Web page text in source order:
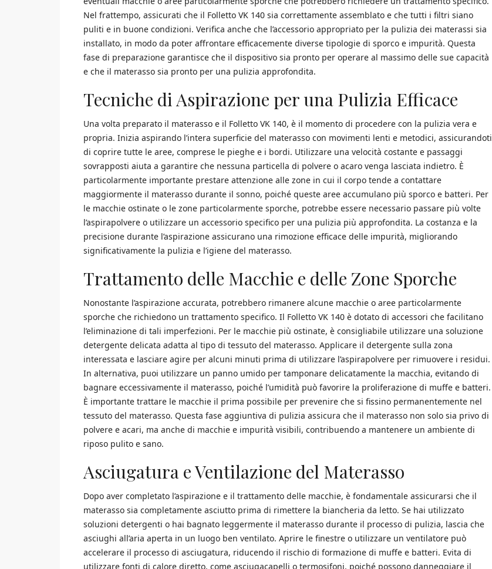
Nel frattempo, assicurati che il Folletto VK 140 sia correttamente assemblato e che tutti i filtri siano
puliti e in buone condizioni. Verifica anche che l’accessorio appropriato per la pulizia dei materassi sia
installato, in modo da poter affrontare efficacemente diverse tipologie di sporco e impurità. Questa
fase di preparazione garantisce che il dispositivo sia pronto per operare al massimo delle sue capacità
e che il materasso sia pronto per una pulizia approfondita.
Tecniche di Aspirazione per una Pulizia Efficace
Una volta preparato il materasso e il Folletto VK 140, è il momento di procedere con la pulizia vera e
propria. Inizia aspirando l’intera superficie del materasso con movimenti lenti e metodici, assicurandoti
di coprire tutte le aree, comprese le pieghe e i bordi. Utilizzare una velocità costante e passaggi
sovrapposti aiuta a garantire che nessuna particella di polvere o acaro venga lasciata indietro. È
particolarmente importante prestare attenzione alle zone in cui il corpo tende a contattare
maggiormente il materasso durante il sonno, poiché queste aree accumulano più sporco e batteri. Per
le macchie ostinate o le zone particolarmente sporche, potrebbe essere necessario passare più volte
l’aspirapolvere o utilizzare un accessorio specifico per una pulizia più approfondita. La costanza e la
precisione durante l’aspirazione assicurano una rimozione efficace delle impurità, migliorando
significativamente la pulizia e l’igiene del materasso.
Trattamento delle Macchie e delle Zone Sporche
Nonostante l’aspirazione accurata, potrebbero rimanere alcune macchie o aree particolarmente
sporche che richiedono un trattamento specifico. Il Folletto VK 140 è dotato di accessori che facilitano
l’eliminazione di tali imperfezioni. Per le macchie più ostinate, è consigliabile utilizzare una soluzione
detergente delicata adatta al tipo di tessuto del materasso. Applicare il detergente sulla zona
interessata e lasciare agire per alcuni minuti prima di utilizzare l’aspirapolvere per rimuovere i residui.
In alternativa, puoi utilizzare un panno umido per tamponare delicatamente la macchia, evitando di
bagnare eccessivamente il materasso, poiché l’umidità può favorire la proliferazione di muffe e batteri.
È importante trattare le macchie il prima possibile per prevenire che si fissino permanentemente nel
tessuto del materasso. Questa fase aggiuntiva di pulizia assicura che il materasso non solo sia privo di
polvere e acari, ma anche di macchie e impurità visibili, contribuendo a mantenere un ambiente di
riposo pulito e sano.
Asciugatura e Ventilazione del Materasso
Dopo aver completato l’aspirazione e il trattamento delle macchie, è fondamentale assicurarsi che il
materasso sia completamente asciutto prima di rimettere la biancheria da letto. Se hai utilizzato
soluzioni detergenti o hai bagnato leggermente il materasso durante il processo di pulizia, lascia che
asciughi all’aria aperta in un luogo ben ventilato. Aprire le finestre o utilizzare un ventilatore può
accelerare il processo di asciugatura, riducendo il rischio di formazione di muffe e batteri. Evita di
utilizzare fonti di calore diretto, come asciugacapelli o termosifoni, poiché possono danneggiare il